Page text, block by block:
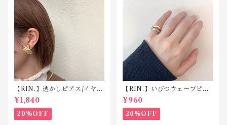
【RIN.】透かしピアス/イヤリ
ング TP008/TE008
¥1,840
20%OFF
【RIN.】いびつウェーブピン
キーリング R025
¥960
20%OFF